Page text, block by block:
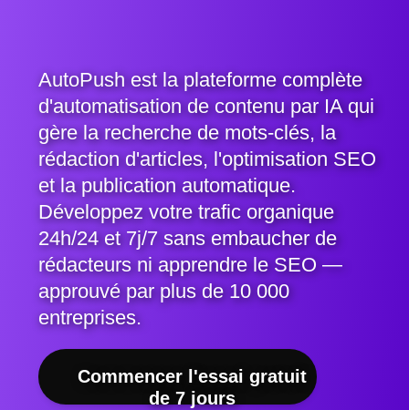
AutoPush est la plateforme complète
d'automatisation de contenu par IA qui
gère la recherche de mots-clés, la
rédaction d'articles, l'optimisation SEO
et la publication automatique.
Développez votre trafic organique
24h/24 et 7j/7 sans embaucher de
rédacteurs ni apprendre le SEO —
approuvé par plus de 10 000
entreprises.
Commencer l'essai gratuit
de 7 jours